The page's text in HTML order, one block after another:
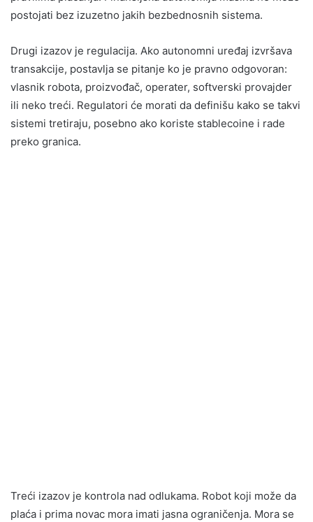
postojati bez izuzetno jakih bezbednosnih sistema.
Drugi izazov je regulacija. Ako autonomni uređaj izvršava
transakcije, postavlja se pitanje ko je pravno odgovoran:
vlasnik robota, proizvođač, operater, softverski provajder
ili neko treći. Regulatori će morati da definišu kako se takvi
sistemi tretiraju, posebno ako koriste stablecoine i rade
preko granica.
Treći izazov je kontrola nad odlukama. Robot koji može da
plaća i prima novac mora imati jasna ograničenja. Mora se